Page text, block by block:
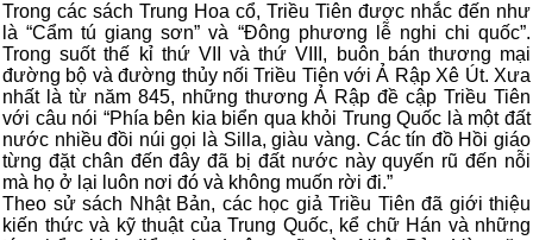
Trong các sách Trung Hoa cổ, Triều Tiên được nhắc đến như
là “Cẩm tú giang sơn” và “Đông phương lễ nghi chi quốc”.
Trong suốt thế kỉ thứ VII và thứ VIII, buôn bán thương mại
đường bộ và đường thủy nối Triều Tiên với Ả Rập Xê Út. Xưa
nhất là từ năm 845, những thương Ả Rập đề cập Triều Tiên
với câu nói “Phía bên kia biển qua khỏi Trung Quốc là một đất
nước nhiều đồi núi gọi là Silla, giàu vàng. Các tín đồ Hồi giáo
từng đặt chân đến đây đã bị đất nước này quyến rũ đến nỗi
mà họ ở lại luôn nơi đó và không muốn rời đi.”
Theo sử sách Nhật Bản, các học giả Triều Tiên đã giới thiệu
kiến thức và kỹ thuật của Trung Quốc, kể chữ Hán và những